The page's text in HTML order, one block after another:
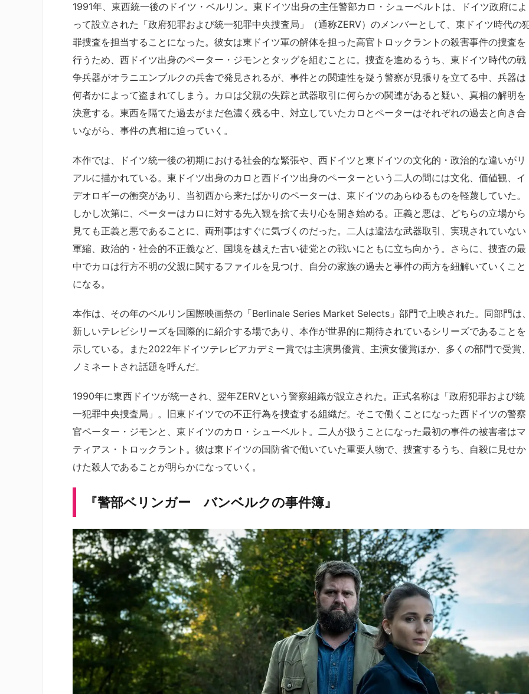
1991年、東西統一後のドイツ・ベルリン。東ドイツ出身の主任警部カロ・シューベルトは、ドイツ政府によ
って設立された「政府犯罪および統一犯罪中央捜査局」（通称ZERV）のメンバーとして、東ドイツ時代の
罪捜査を担当することになった。彼女は東ドイツ軍の解体を担った高官トロックラントの殺害事件の捜査を
行うため、西ドイツ出身のペーター・ジモンとタッグを組むことに。捜査を進めるうち、東ドイツ時代の戦
争兵器がオラニエンブルクの兵舎で発見されるが、事件との関連性を疑う警察が見張りを立てる中、兵器は
何者かによって盗まれてしまう。カロは父親の失踪と武器取引に何らかの関連があると疑い、真相の解明を
決意する。東西を隔てた過去がまだ色濃く残る中、対立していたカロとペーターはそれぞれの過去と向き合
いながら、事件の真相に迫っていく。
本作では、ドイツ統一後の初期における社会的な緊張や、西ドイツと東ドイツの文化的・政治的な違いがリ
アルに描かれている。東ドイツ出身のカロと西ドイツ出身のペーターという二人の間には文化、価値観、イ
デオロギーの衝突があり、当初西から来たばかりのペーターは、東ドイツのあらゆるものを軽蔑していた。
しかし次第に、ペーターはカロに対する先入観を捨て去り心を開き始める。正義と悪は、どちらの立場から
見ても正義と悪であることに、両刑事はすぐに気づくのだった。二人は違法な武器取引、実現されていない
軍縮、政治的・社会的不正義など、国境を越えた古い徒党との戦いにともに立ち向かう。さらに、捜査の最
中でカロは行方不明の父親に関するファイルを見つけ、自分の家族の過去と事件の両方を紐解いていくこと
になる。
本作は、その年のベルリン国際映画祭の「Berlinale Series Market Selects」部門で上映された。同部門は
新しいテレビシリーズを国際的に紹介する場であり、本作が世界的に期待されているシリーズであることを
示している。また2022年ドイツテレビアカデミー賞では主演男優賞、主演女優賞ほか、多くの部門で受賞
ノミネートされ話題を呼んだ。
1990年に東西ドイツが統一され、翌年ZERVという警察組織が設立された。正式名称は「政府犯罪および統
一犯罪中央捜査局」。旧東ドイツでの不正行為を捜査する組織だ。そこで働くことになった西ドイツの警察
官ペーター・ジモンと、東ドイツのカロ・シューベルト。二人が扱うことになった最初の事件の被害者はマ
ティアス・トロックラント。彼は東ドイツの国防省で働いていた重要人物で、捜査するうち、自殺に見せか
けた殺人であることが明らかになっていく。
『警部ベリンガー バンベルクの事件簿』